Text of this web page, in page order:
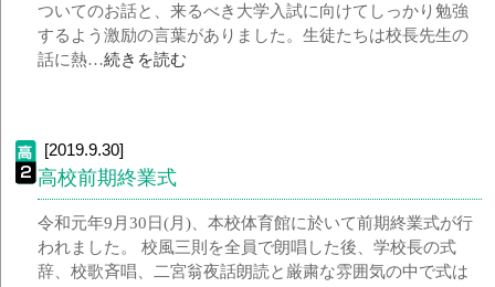
ついてのお話と、来るべき大学入試に向けてしっかり勉強
するよう激励の言葉がありました。生徒たちは校長先生の
話に熱…続きを読む
[2019.9.30]
高校前期終業式
令和元年9月30日(月)、本校体育館に於いて前期終業式が行
われました。 校風三則を全員で朗唱した後、学校長の式
辞、校歌斉唱、二宮翁夜話朗読と厳粛な雰囲気の中で式は